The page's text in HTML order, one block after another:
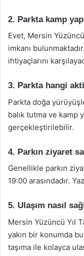
2. Parkta kamp
Evet, Mersin
imkanı
ihtiyaçlarını
3. Parkta hangi
Parkta doğa
balık tutma ve
gerçekleştirilebilir.
4. Parkın ziyaret
Genellikle parkın
19:00 arasındadır.
5. Ulaşım nasıl
Mersin Yüzüncü Yıl
yakın bir konumda
taşıma ile kolayca